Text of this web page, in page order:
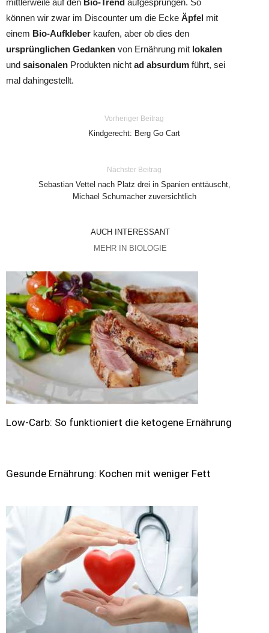
mittlerweile auf den Bio-Trend aufgesprungen. So
können wir zwar im Discounter um die Ecke Äpfel mit
einem Bio-Aufkleber kaufen, aber ob dies den
ursprünglichen Gedanken von Ernährung mit lokalen
und saisonalen Produkten nicht ad absurdum führt, sei
mal dahingestellt.
Vorheriger Beitrag
Kindgerecht: Berg Go Cart
Nächster Beitrag
Sebastian Vettel nach Platz drei in Spanien enttäuscht,
Michael Schumacher zuversichtlich
AUCH INTERESSANT
MEHR IN BIOLOGIE
Low-Carb: So funktioniert die ketogene Ernährung
Gesunde Ernährung: Kochen mit weniger Fett